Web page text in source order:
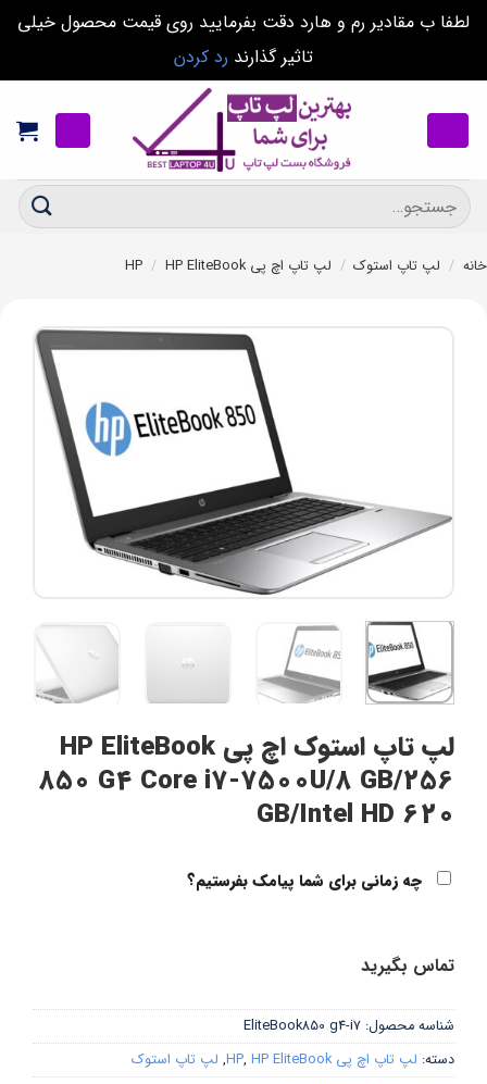
لطفا ب مقادیر رم و هارد دقت بفرمایید روی قیمت محصول خیلی
تاثیر گذارند رد کردن
content
جستجو
برای:
خانه / لپ تاپ استوک / لپ تاپ اچ پی HP / HP EliteBook
لپ تاپ استوک اچ پی HP EliteBook
850 G4 Core i7-7500U/8 GB/256
GB/Intel HD 620
چه زمانی برای شما پیامک بفرستیم؟
تماس بگیرید
شناسه محصول: EliteBook850 g4-i7
دسته: لپ تاپ اچ پی HP , HP EliteBook
, لپ تاپ استوک